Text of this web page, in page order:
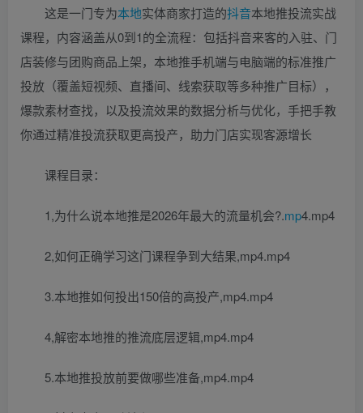
这是一门专为本地实体商家打造的抖音本地推投流实战
课程，内容涵盖从0到1的全流程：包括抖音来客的入驻、门
店装修与团购商品上架，本地推手机端与电脑端的标准推广
投放（覆盖短视频、直播间、线索获取等多种推广目标），
爆款素材查找，以及投流效果的数据分析与优化，手把手教
你通过精准投流获取更高投产，助力门店实现客源增长
课程目录：
1,为什么说本地推是2026年最大的流量机会?.mp4.mp4
2,如何正确学习这门课程争到大结果,mp4.mp4
3.本地推如何投出150倍的高投产,mp4.mp4
4,解密本地推的推流底层逻辑,mp4.mp4
5.本地推投放前要做哪些准备,mp4.mp4